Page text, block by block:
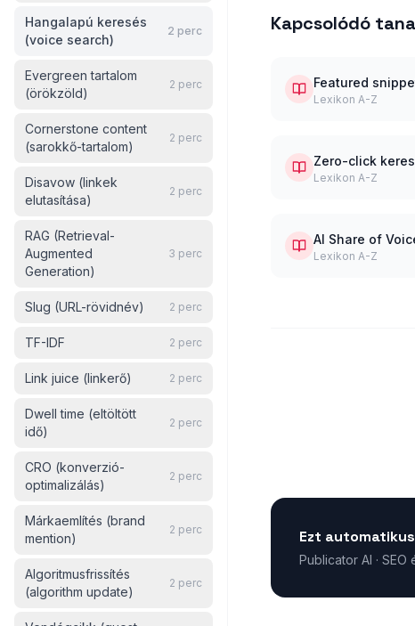
Hangalapú keresés
(voice search)
2 perc
Evergreen tartalom
(örökzöld)
2 perc
Cornerstone content
(sarokkő-tartalom)
2 perc
Disavow (linkek
elutasítása)
2 perc
RAG (Retrieval-
Augmented
Generation)
3 perc
Slug (URL-rövidnév) 2 perc
TF-IDF 2 perc
Link juice (linkerő) 2 perc
Dwell time (eltöltött
idő)
2 perc
CRO (konverzió-
optimalizálás)
2 perc
Márkaemlítés (brand
mention)
2 perc
Algoritmusfrissítés
(algorithm update)
2 perc
Kapcsolódó
Featured
Lexikon A-Z
Zero-click
Lexikon A-Z
AI Share of
Lexikon A-Z
Ezt
Publicator AI · SEO